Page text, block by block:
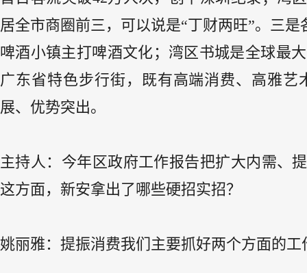
居全市商圈前三，可以说是“丁财两旺”。三
啤酒小镇主打啤酒文化；湾区书城是全球最
广东省特色步行街，既有高端消费、高雅
展、优势突出。
主持人：今年区政府工作报告把扩大内需、
这方面，新安拿出了哪些硬招实招？
姚丽雅：提振消费我们主要抓好两个方面的工